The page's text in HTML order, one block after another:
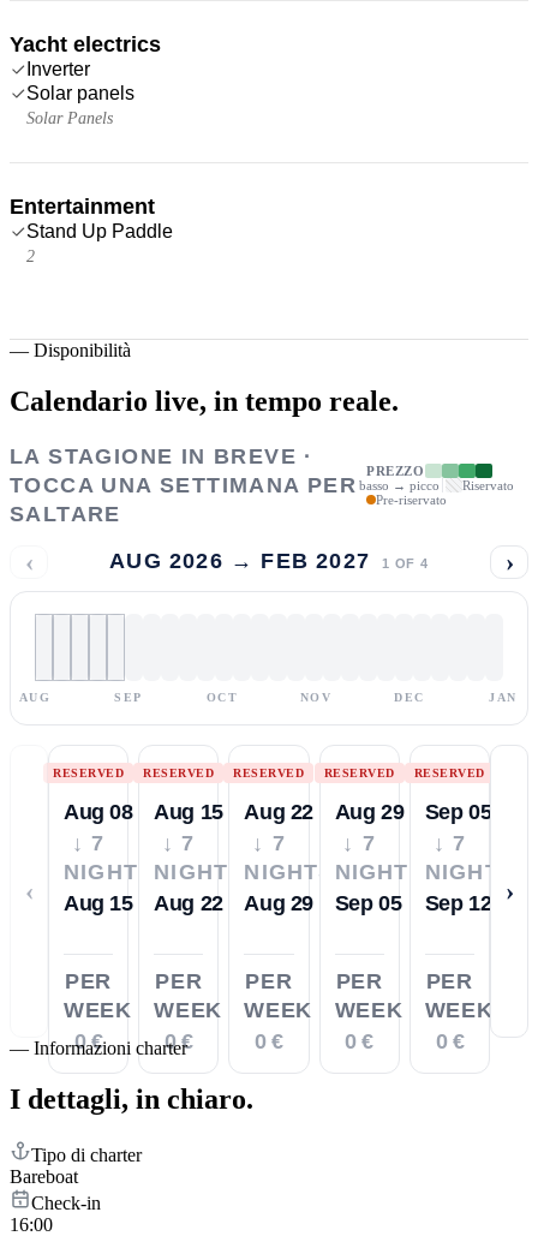
Yacht electrics
Inverter
Solar panels
Solar Panels
Entertainment
Stand Up Paddle
2
— Disponibilità
Calendario live, in tempo reale.
LA STAGIONE IN BREVE ·
TOCCA UNA SETTIMANA PER
SALTARE
PREZZO
basso → picco
Riservato
Pre-riservato
‹ AUG 2026 → FEB 2027 1 OF 4 ›
AUG SEP OCT NOV DEC JAN
‹
RESERVED
Aug 08
↓ 7
NIGHTS
Aug 15
PER
WEEK
0 €
RESERVED
Aug 15
↓ 7
NIGHTS
Aug 22
PER
WEEK
0 €
RESERVED
Aug 22
↓ 7
NIGHTS
Aug 29
PER
WEEK
0 €
RESERVED
Aug 29
↓ 7
NIGHTS
Sep 05
PER
WEEK
0 €
RESERVED
Sep 05
↓ 7
NIGHTS
Sep 12
PER
WEEK
0 €
›
— Informazioni charter
I dettagli, in chiaro.
Tipo di charter
Bareboat
Check-in
16:00